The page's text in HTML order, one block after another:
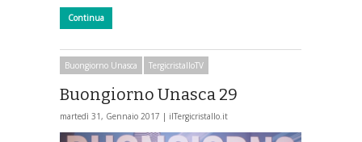
Continua
Buongiorno Unasca TergicristalloTV
Buongiorno Unasca 29
martedì 31, Gennaio 2017 | ilTergicristallo.it